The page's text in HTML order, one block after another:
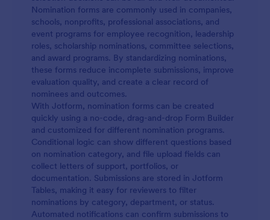
presentazione)
Nomination forms are commonly used in companies,
schools, nonprofits, professional associations, and
event programs for employee recognition, leadership
roles, scholarship nominations, committee selections,
and award programs. By standardizing nominations,
these forms reduce incomplete submissions, improve
evaluation quality, and create a clear record of
nominees and outcomes.
With Jotform, nomination forms can be created
quickly using a no-code, drag-and-drop Form Builder
and customized for different nomination programs.
Conditional logic can show different questions based
on nomination category, and file upload fields can
collect letters of support, portfolios, or
documentation. Submissions are stored in Jotform
Tables, making it easy for reviewers to filter
nominations by category, department, or status.
Automated notifications can confirm submissions to